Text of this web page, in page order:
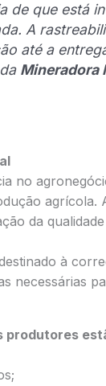
de que está
A
até a
Mineradora
no
agrícola.
da
à
necessárias
produtores